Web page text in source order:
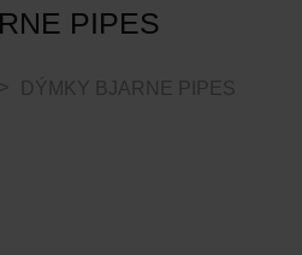
PIPES
DÝMKY BJARNE PIPES